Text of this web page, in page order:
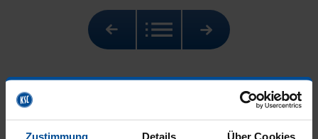
Zustimmung Details Über Cookies